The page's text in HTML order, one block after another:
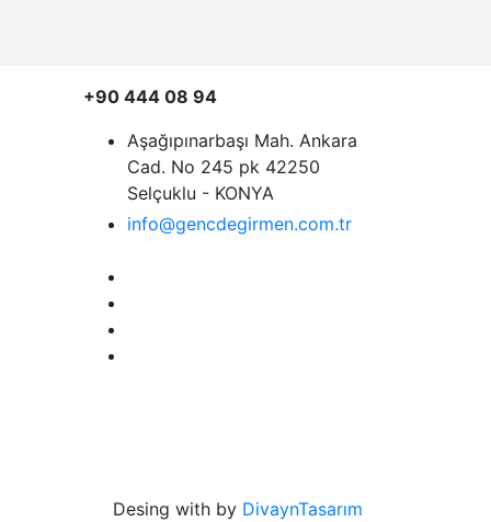
+90 444 08 94
Aşağıpınarbaşı Mah. Ankara
Cad. No 245 pk 42250
Selçuklu - KONYA
info@gencdegirmen.com.tr
Desing with by DivaynTasarım